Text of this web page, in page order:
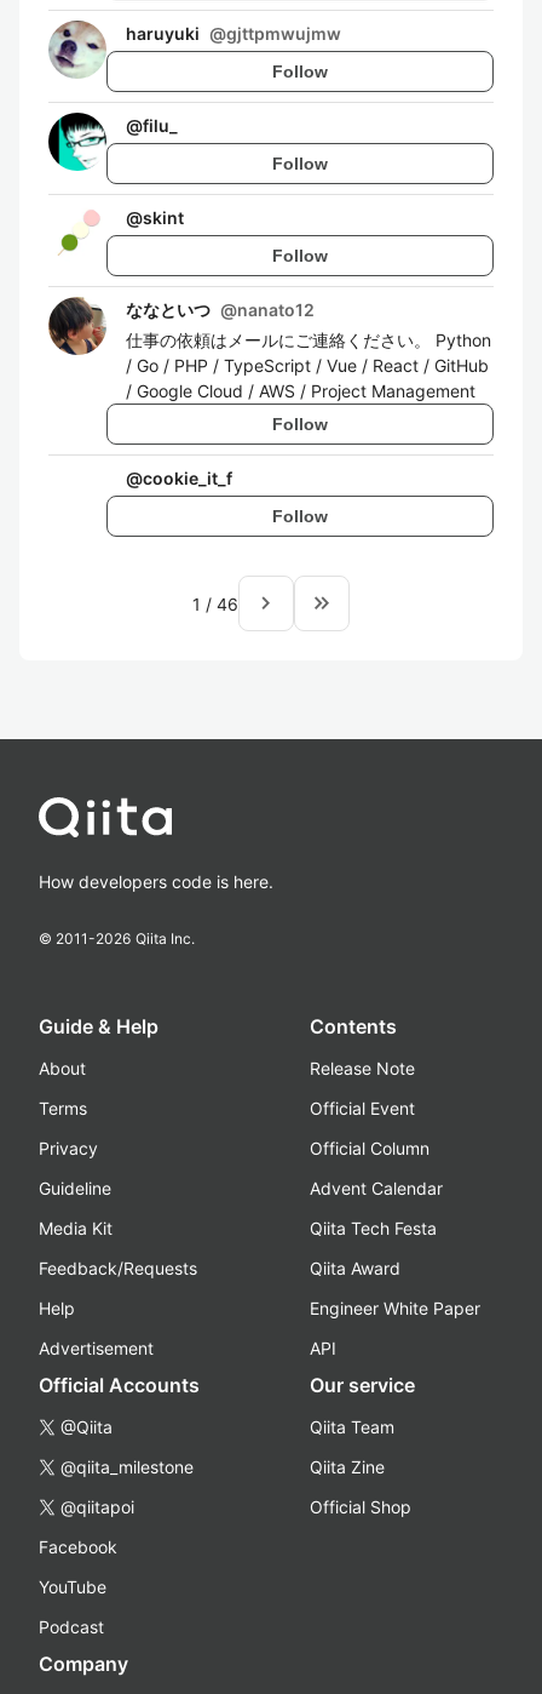
haruyuki @gjttpmwujmw
Follow
@filu_
Follow
@skint
Follow
ななといつ @nanato12
仕事の依頼はメールにご連絡ください。 Python
/ Go / PHP / TypeScript / Vue / React / GitHub
/ Google Cloud / AWS / Project Management
Follow
@cookie_it_f
Follow
1 / 46 navigate_next keyboard_double_arrow_right
How developers code is here.
© 2011-2026 Qiita Inc.
Guide & Help
About
Terms
Privacy
Guideline
Media Kit
Feedback/Requests
Help
Advertisement
Contents
Release Note
Official Event
Official Column
Advent Calendar
Qiita Tech Festa
Qiita Award
Engineer White Paper
API
Official Accounts
@Qiita
@qiita_milestone
@qiitapoi
Facebook
YouTube
Podcast
Our service
Qiita Team
Qiita Zine
Official Shop
Company